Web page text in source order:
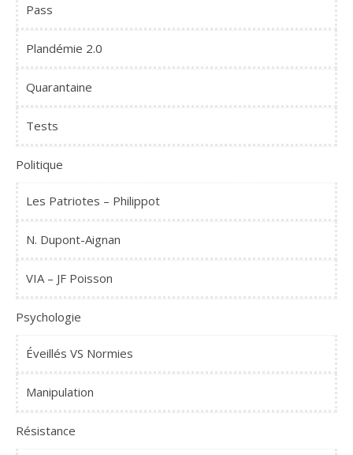
Pass
Plandémie 2.0
Quarantaine
Tests
Politique
Les Patriotes – Philippot
N. Dupont-Aignan
VIA – JF Poisson
Psychologie
Éveillés VS Normies
Manipulation
Résistance